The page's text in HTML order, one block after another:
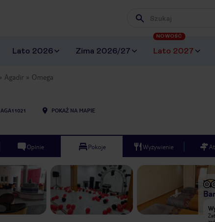
Wpisz frazę, której
Lato 2026 Zima 2026/27 Lato 2027
NOWOŚĆ
Agadir Omega
AGA11021 POKAŻ NA MAPIE
Opinie Pokoje Wyżywienie
Wyjątkowy
Siroka nabidka jidel, ovoce a zeleniny